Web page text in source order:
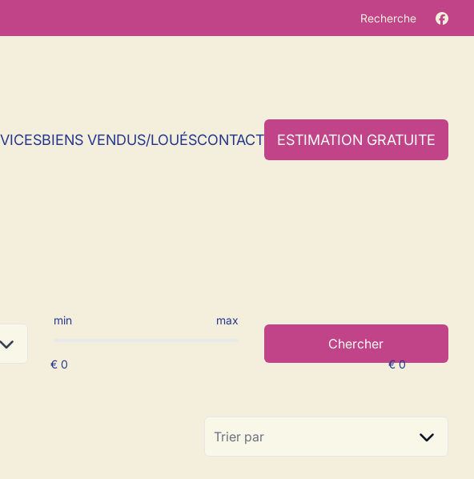
Recherche
BIENS VENDUS/LOUÉSCONTACT ESTIMATION GRATUITE
min max
Chercher
Trier par